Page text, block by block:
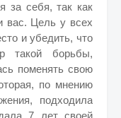
за себя, так как
вас. Цель у всех
и убедить, что
такой борьбы,
поменять свою
по мнению
подходила
7 лет своей